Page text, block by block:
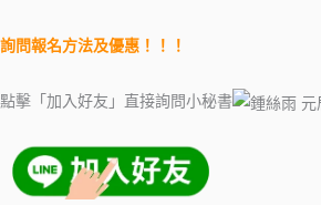
詢問報名方法及優惠！！！
點擊「加入好友」直接詢問小秘書